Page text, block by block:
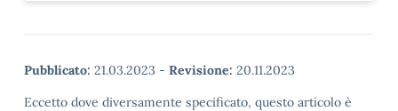
Pubblicato: 21.03.2023 - Revisione: 20.11.2023
Eccetto dove diversamente specificato, questo articolo è